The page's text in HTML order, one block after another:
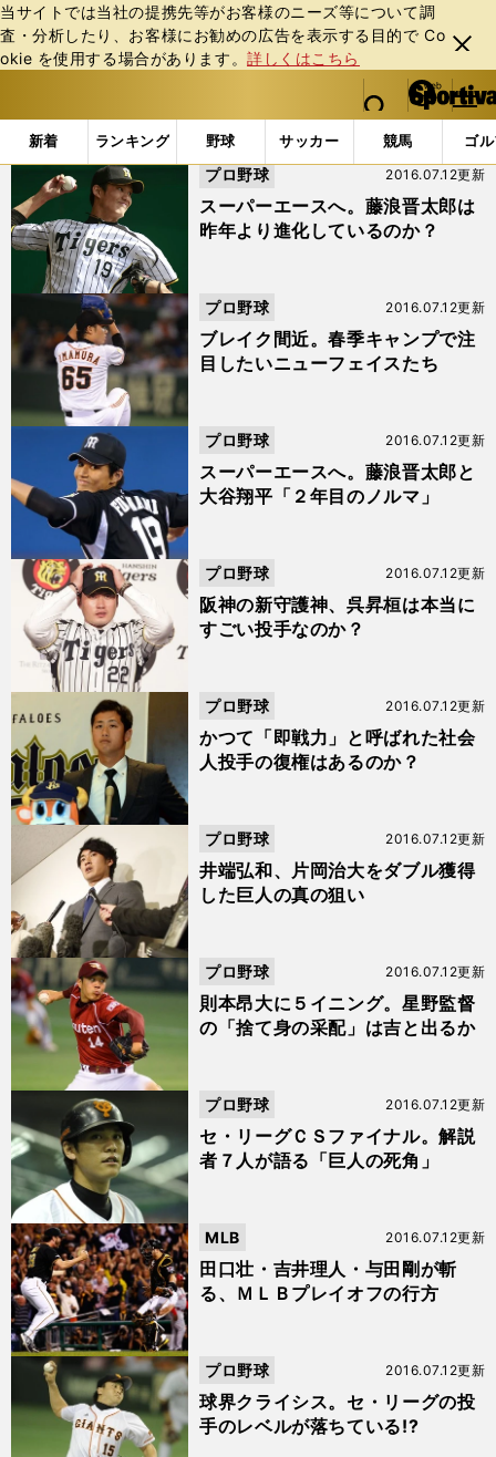
当サイトでは当社の提携先等がお客様のニーズ等について調
査・分析したり、お客様にお勧めの広告を表⽰する⽬的で Co
okie を使⽤する場合があります。詳しくはこちら
閉じ
る
web Sportiva (webスポルティーバ)
検索
マイペ
ー
ジ
メニュ
新着 ランキング 野球 サッカー 競馬 ゴ
b
ス
ル
テ
ィ
バ
「与田剛」の検索結果 (4ページ目)
スーパーエースへ。藤浪晋太郎は
昨年より進化しているのか？
2016.07.12更新
プロ野球
ブレイク間近。春季キャンプで注
目したいニューフェイスたち
2016.07.12更新
プロ野球
スーパーエースへ。藤浪晋太郎と
大谷翔平「２年目のノルマ」
2016.07.12更新
プロ野球
阪神の新守護神、呉昇桓は本当に
すごい投手なのか？
2016.07.12更新
プロ野球
かつて「即戦力」と呼ばれた社会
人投手の復権はあるのか？
2016.07.12更新
プロ野球
井端弘和、片岡治大をダブル獲得
した巨人の真の狙い
2016.07.12更新
プロ野球
則本昂大に５イニング。星野監督
の「捨て身の采配」は吉と出るか
2016.07.12更新
プロ野球
セ・リーグＣＳファイナル。解説
者７人が語る「巨人の死角」
2016.07.12更新
プロ野球
田口壮・吉井理人・与田剛が斬
る、ＭＬＢプレイオフの行方
2016.07.12更新
MLB
球界クライシス。セ・リーグの投
手のレベルが落ちている!?
2016.07.12更新
プロ野球